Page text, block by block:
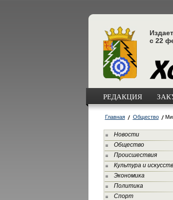
с 22
РЕДАКЦИЯ
Главная Общество
Новости
Общество
Происшествия
Культура и
Экономика
Политика
Спорт